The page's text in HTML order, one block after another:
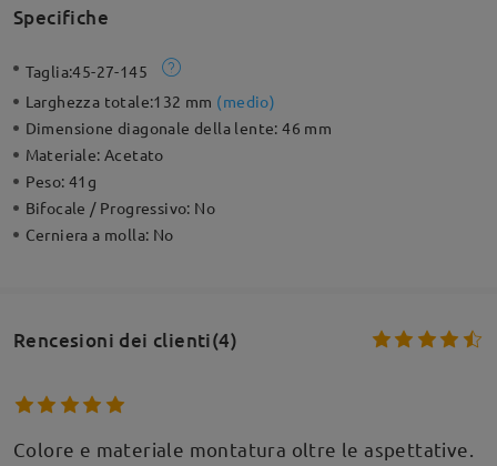
Specifiche
Taglia:45-27-145
Larghezza totale:132 mm (medio)
Dimensione diagonale della lente:46 mm
Materiale:Acetato
Peso:41g
Bifocale / Progressivo: No
Cerniera a molla: No
Rencesioni dei clienti(4)
Colore e materiale montatura oltre le aspettative.